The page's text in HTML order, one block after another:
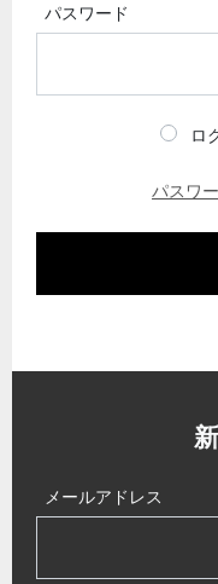
パスワード
ロ
パスワ
メールアドレス